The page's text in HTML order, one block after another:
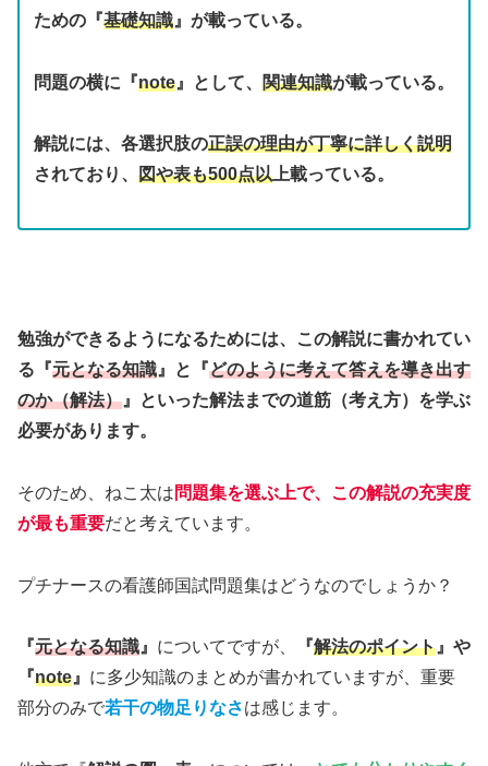
ための『基礎知識』が載っている。
問題の横に『note』として、 関連知識が載っている。
解説には、各選択肢の正誤の理由が丁寧に詳しく説明
されており、 図や表も500点以上載っている。
勉強ができるようになるためには、この解説に書かれてい
る『元となる知識 』と『どのように考えて答えを導き出す
のか（解法） 』といった解法までの道筋（考え方）を学ぶ
必要があります。
そのため、ねこ太は問題集を選ぶ上で、この解説の充実度
が最も重要だと考えています。
プチナースの看護師国試問題集はどうなのでしょうか？
『元となる知識』 についてですが、 『解法のポイント』や
『note』 に多少知識のまとめが書かれていますが、重要
部分のみで若干の物足りなさは感じます。